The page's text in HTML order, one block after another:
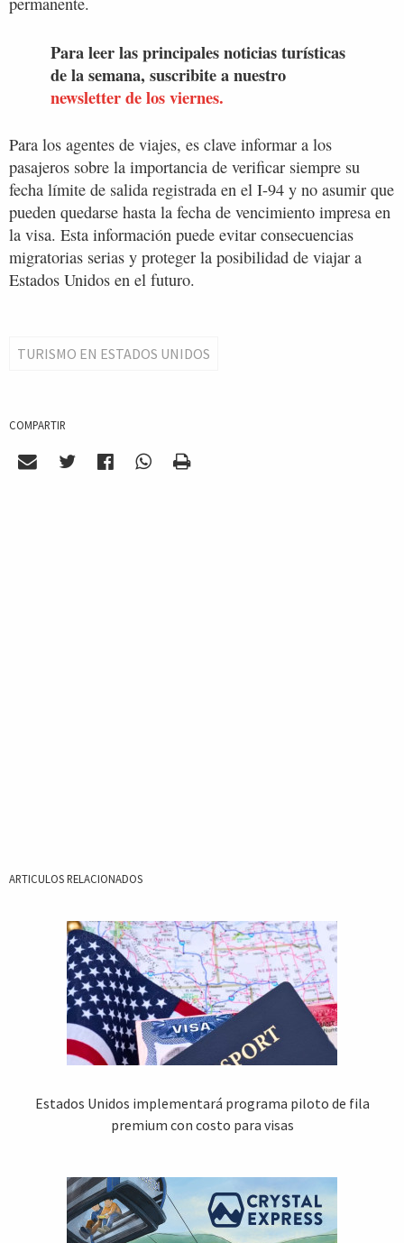
Para leer las principales noticias turísticas
de la semana, suscribite a nuestro
newsletter de los viernes.
Para los agentes de viajes, es clave informar a los
pasajeros sobre la importancia de verificar siempre su
fecha límite de salida registrada en el I-94 y no asumir que
pueden quedarse hasta la fecha de vencimiento impresa en
la visa. Esta información puede evitar consecuencias
migratorias serias y proteger la posibilidad de viajar a
Estados Unidos en el futuro.
TURISMO EN ESTADOS UNIDOS
COMPARTIR
ARTICULOS RELACIONADOS
Estados Unidos implementará programa piloto de fila
premium con costo para visas